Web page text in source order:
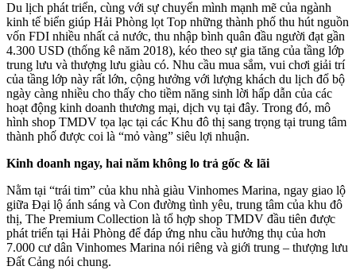
Du lịch phát triển, cùng với sự chuyển mình mạnh mẽ của ngành
kinh tế biển giúp Hải Phòng lọt Top những thành phố thu hút nguồn
vốn FDI nhiều nhất cả nước, thu nhập bình quân đầu người đạt gần
4.300 USD (thống kê năm 2018), kéo theo sự gia tăng của tầng lớp
trung lưu và thượng lưu giàu có. Nhu cầu mua sắm, vui chơi giải trí
của tầng lớp này rất lớn, cộng hưởng với lượng khách du lịch đổ bộ
ngày càng nhiều cho thấy cho tiềm năng sinh lời hấp dẫn của các
hoạt động kinh doanh thương mại, dịch vụ tại đây. Trong đó, mô
hình shop TMDV tọa lạc tại các Khu đô thị sang trọng tại trung tâm
thành phố được coi là “mỏ vàng” siêu lợi nhuận.
Kinh doanh ngay, hai năm không lo trả gốc & lãi
Nằm tại “trái tim” của khu nhà giàu Vinhomes Marina, ngay giao lộ
giữa Đại lộ ánh sáng và Con đường tình yêu, trung tâm của khu đô
thị, The Premium Collection là tổ hợp shop TMDV đầu tiên được
phát triển tại Hải Phòng để đáp ứng nhu cầu hưởng thụ của hơn
7.000 cư dân Vinhomes Marina nói riêng và giới trung – thượng lưu
Đất Cảng nói chung.